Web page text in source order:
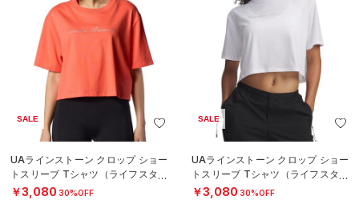
SALE
UAラインストーン クロップ ショー
トスリーブ Tシャツ（ライフスタイ
ル/WOMEN）
￥3,080 30%OFF
SALE
UAラインストーン クロップ ショー
トスリーブ Tシャツ（ライフスタイ
ル/WOMEN）
￥3,080 30%OFF